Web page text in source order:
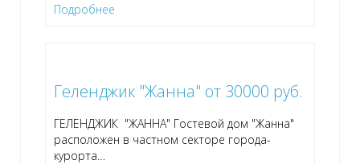
Подробнее
Геленджик "Жанна" от 30000 руб.
ГЕЛЕНДЖИК "ЖАННА" Гостевой дом "Жанна"
расположен в частном секторе города-
курорта